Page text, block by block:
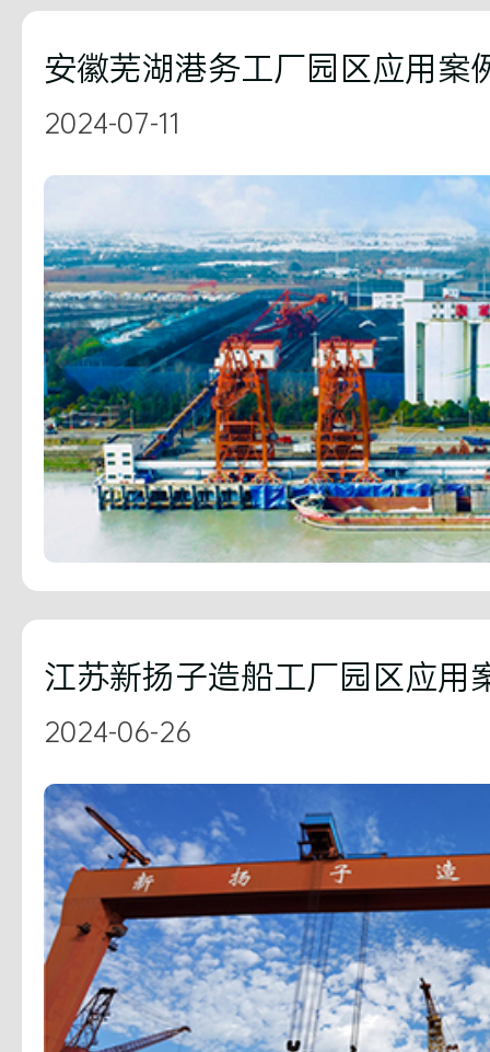
安徽芜湖港务工厂园区应用案
2024-07-11
江苏新扬子造船工厂园区应用
2024-06-26